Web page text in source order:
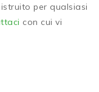
per qualsiasi
con cui vi